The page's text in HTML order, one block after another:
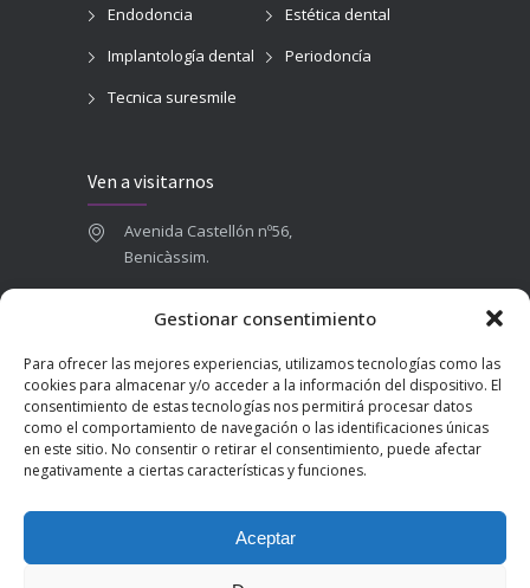
Gestionar consentimiento
Para ofrecer las mejores experiencias, utilizamos tecnologías como las
cookies para almacenar y/o acceder a la información del dispositivo. El
consentimiento de estas tecnologías nos permitirá procesar datos
como el comportamiento de navegación o las identificaciones únicas
en este sitio. No consentir o retirar el consentimiento, puede afectar
negativamente a ciertas características y funciones.
Aceptar
Endodoncia
Estética dental
Implantología dental
Periodoncía
Tecnica suresmile
Ven a visitarnos
Avenida Castellón nº56,
Benicàssim.
665 787 673
admin@clinicadentalbenicasim.com